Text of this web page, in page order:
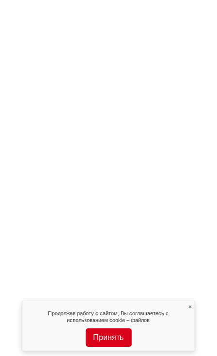
Продолжая работу с сайтом, Вы соглашаетесь с
использованием cookie – файлов
Принять
×